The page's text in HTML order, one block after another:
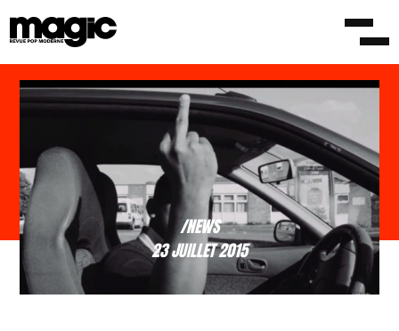
/NEWS
23 JUILLET 2015